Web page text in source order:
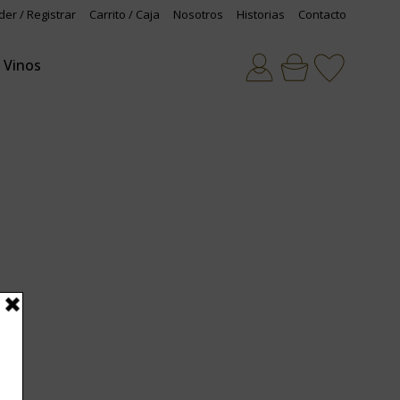
/ Registrar Carrito / Caja Nosotros Historias Contacto
Vinos